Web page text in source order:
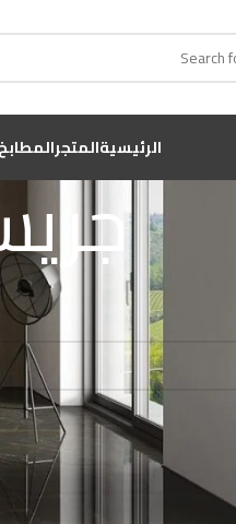
الرئيسيةالمتجرالمطابخ